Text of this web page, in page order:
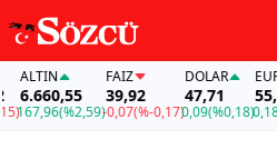
(%2,59)
FAİZ
39,92
-0,07(%-0,17)
DOLAR
47,71
0,09(%0,18)
EURO
55,19
0,18